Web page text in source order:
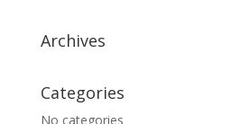
Archives
Categories
No categories